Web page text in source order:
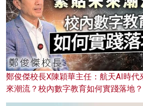
鄭俊傑校長X陳穎華主任：航天AI時代
來潮流？校內數字教育如何實踐落地？